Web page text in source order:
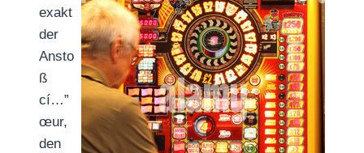
exakt
der
Ansto
ß
cí…”
œur,
den